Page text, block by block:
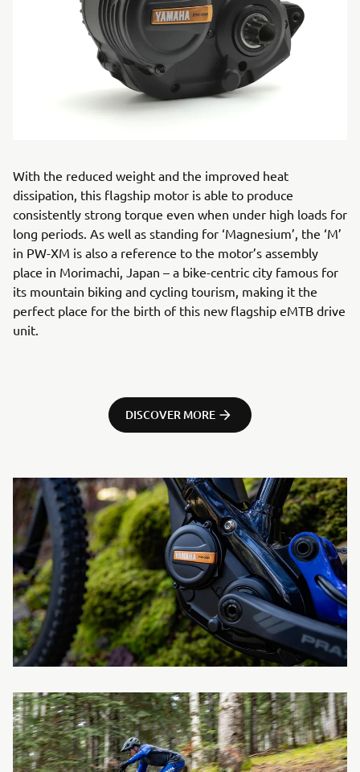
With the reduced weight and the improved heat
dissipation, this flagship motor is able to produce
consistently strong torque even when under high loads for
long periods. As well as standing for ‘Magnesium’, the ‘M’
in PW-XM is also a reference to the motor’s assembly
place in Morimachi, Japan – a bike-centric city famous for
its mountain biking and cycling tourism, making it the
perfect place for the birth of this new flagship eMTB drive
unit.
DISCOVER MORE